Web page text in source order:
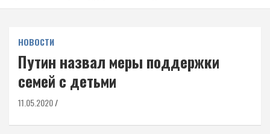
НОВОСТИ
Путин назвал меры поддержки
семей с детьми
11.05.2020